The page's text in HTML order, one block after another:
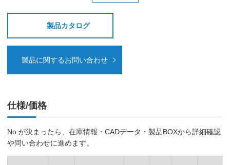
製品カタログ
製品に関するお問い合わせ
仕様/価格
No.が決まったら、在庫情報・CADデータ・製品BOXから詳細確認
や問い合わせに進めます。